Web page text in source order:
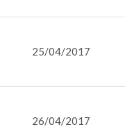
25/04/2017
26/04/2017